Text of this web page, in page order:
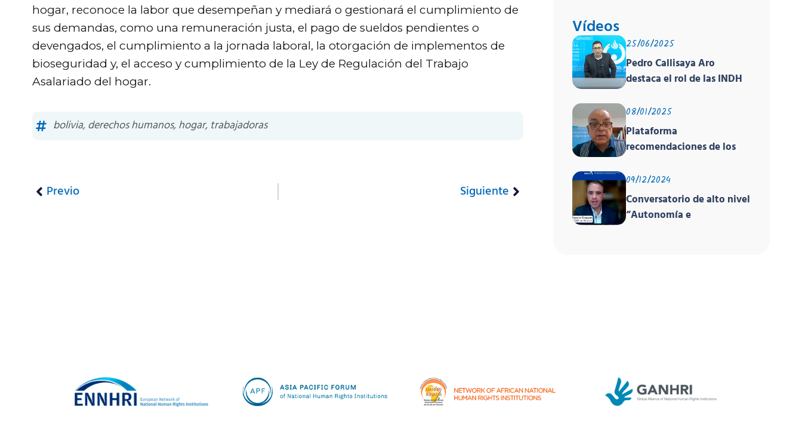
hogar, reconoce la labor que desempeñan y mediará o gestionará el cumplimiento de
sus demandas, como una remuneración justa, el pago de sueldos pendientes o
devengados, el cumplimiento a la jornada laboral, la otorgación de implementos de
bioseguridad y, el acceso y cumplimiento de la Ley de Regulación del Trabajo
Asalariado del hogar.
bolivia,derechos humanos,hogar, trabajadoras
Previo Siguiente
Vídeos
25/06/2025
Pedro Callisaya Aro
destaca el rol de las INDH
global sobre derechos
humanos organizado por
PNUD, la OACNUDH y la
08/01/2025
Plataforma
recomendaciones de los
el EPU
09/12/2024
Conversatorio de alto nivel
“Autonomía e